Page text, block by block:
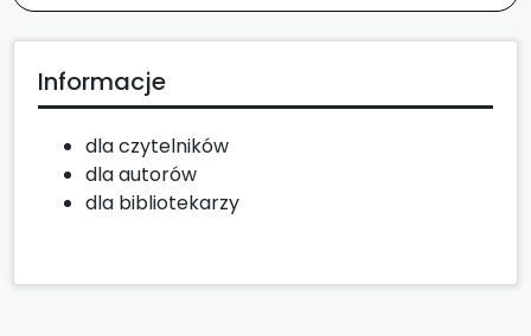
Informacje
dla czytelników
dla autorów
dla bibliotekarzy